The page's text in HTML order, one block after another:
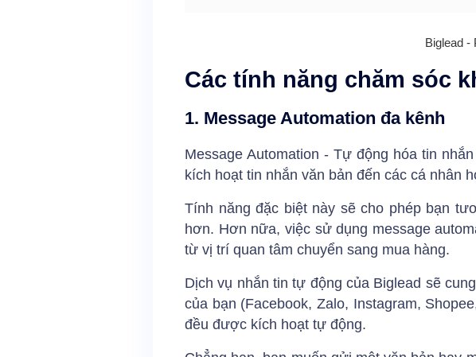
Biglead -
Các tính năng chăm sóc
1. Message Automation đa kênh
Message Automation - Tự động hóa tin
kích hoạt tin nhắn văn bản đến các cá nhân
Tính năng đặc biệt này sẽ cho phép bạn
hơn. Hơn nữa, việc sử dụng message
từ vị trí quan tâm chuyển sang mua hàng.
Dịch vụ nhắn tin tự động của Biglead sẽ
của bạn (Facebook, Zalo, Instagram,
đều được kích hoạt tự động.